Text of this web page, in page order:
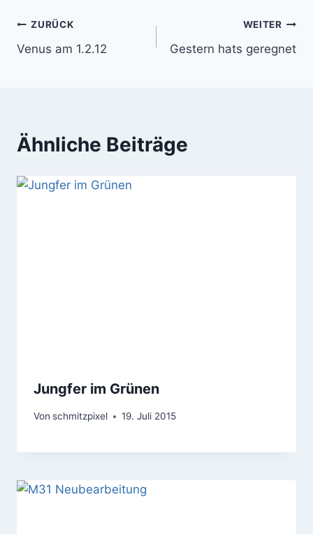
Beitragsnavigation
ZURÜCK
Venus am 1.2.12
WEITER
Gestern hats geregnet
Ähnliche Beiträge
Jungfer im Grünen
Von schmitzpixel 19. Juli 2015